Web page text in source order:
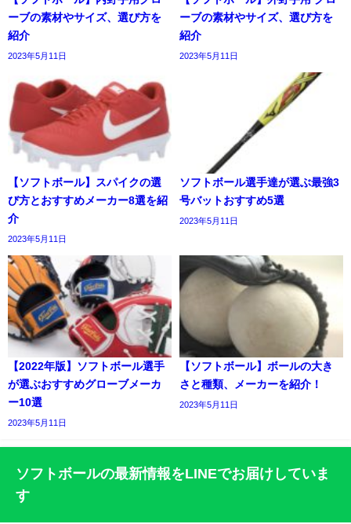
ーブの素材やサイズ、選び方を
紹介
2023年5月11日
ーブの素材やサイズ、選び方を
紹介
2023年5月11日
【ソフトボール】スパイクの選
び方とおすすめメーカー8選を紹
介
2023年5月11日
ソフトボール選手達が選ぶ最強3
号バットおすすめ5選
2023年5月11日
【2022年版】ソフトボール選手
が選ぶおすすめグローブメーカ
ー10選
2023年5月11日
【ソフトボール】ボールの大き
さと種類、メーカーを紹介！
2023年5月11日
ソフトボールの最新情報をLINEでお届けしていま
す